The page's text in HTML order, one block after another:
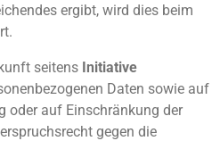
ergibt, wird dies beim
seitens Initiative
Daten sowie auf
oder auf Einschränkung der
gegen die